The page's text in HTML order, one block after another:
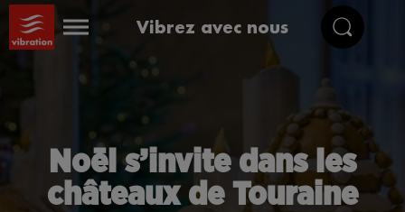
Vibrez avec nous
Noël s’invite dans les
châteaux de Touraine